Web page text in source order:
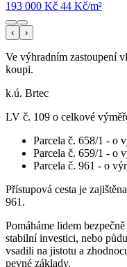
193 000 Kč 44 Kč/m²
‹ ›
Ve výhradním zastoupení
koupi.
k.ú. Brtec
LV č. 109 o celkové
Parcela č. 658/1 - o
Parcela č. 659/1 - o
Parcela č. 961 - o
Přístupová cesta je
961.
Pomáháme lidem
stabilní investici, nebo
vsadili na jistotu a
pevné základy.